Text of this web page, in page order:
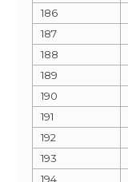
186
187
188
189
190
191
192
193
194